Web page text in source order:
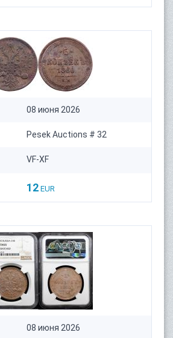
08 июня 2026
Pesek Auctions # 32
VF-XF
12 EUR
08 июня 2026